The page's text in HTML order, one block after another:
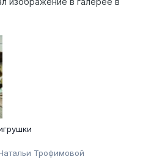
Трофимовой